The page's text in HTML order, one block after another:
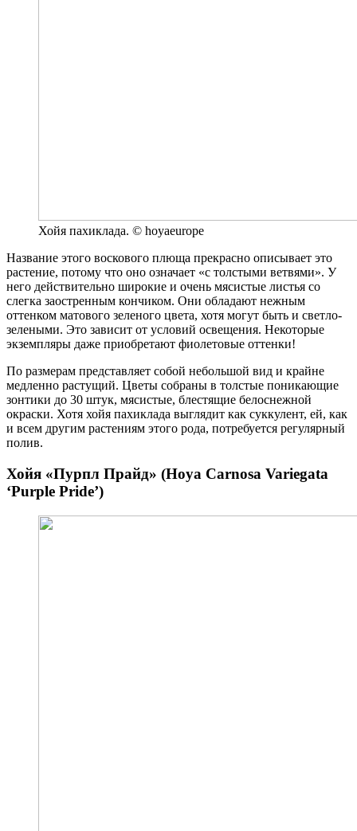
Хойя пахиклада. © hoyaeurope
Название этого воскового плюща прекрасно описывает это
растение, потому что оно означает «с толстыми ветвями». У
него действительно широкие и очень мясистые листья со
слегка заостренным кончиком. Они обладают нежным
оттенком матового зеленого цвета, хотя могут быть и светло-
зелеными. Это зависит от условий освещения. Некоторые
экземпляры даже приобретают фиолетовые оттенки!
По размерам представляет собой небольшой вид и крайне
медленно растущий. Цветы собраны в толстые поникающие
зонтики до 30 штук, мясистые, блестящие белоснежной
окраски. Хотя хойя пахиклада выглядит как суккулент, ей, как
и всем другим растениям этого рода, потребуется регулярный
полив.
Хойя «Пурпл Прайд» (Hoya Carnosa Variegata
‘Purple Pride’)